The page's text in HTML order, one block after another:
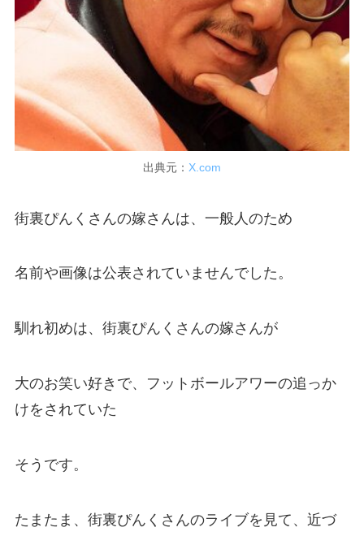
出典元： X.com
街裏ぴんくさんの嫁さんは、一般人のため
名前や画像は公表されていませんでした。
馴れ初めは、街裏ぴんくさんの嫁さんが
大のお笑い好きで、フットボールアワーの追っか
けをされていた
そうです。
たまたま、街裏ぴんくさんのライブを見て、近づ